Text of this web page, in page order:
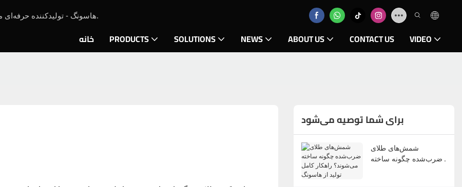
هاسونگ - تولیدکننده حرفه‌ای ماشین‌آلات ریخته‌گری جواهرات و تجهیزات ریخته‌گری طلا از سال ۲۰۱۹.
خانه PRODUCTS SOLUTIONS NEWS ABOUT US CONTACT US VIDEO
برای شما توصیه می‌شود
شمش‌های طلای
ضرب‌شده چگونه ساخته